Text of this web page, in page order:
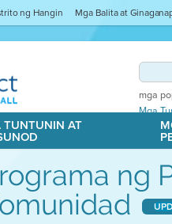
ng Hangin Mga Balita at
mga
Mga
TUNTUNIN AT
ng